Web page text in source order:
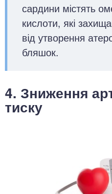
сардини містять
кислоти, які
від утворення
бляшок.
4. Зниження
тиску